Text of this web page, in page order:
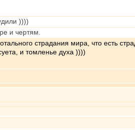
))))
и чертям.
страдания мира, что есть
и томленье духа ))))